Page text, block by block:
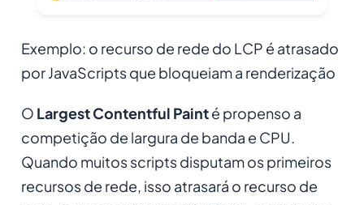
Exemplo: o recurso de rede do LCP é atrasado
por JavaScripts que bloqueiam a renderização
O Largest Contentful Painté propenso a
competição de largura de banda e CPU.
Quando muitos scripts disputam os primeiros
recursos de rede, isso atrasará o recurso de